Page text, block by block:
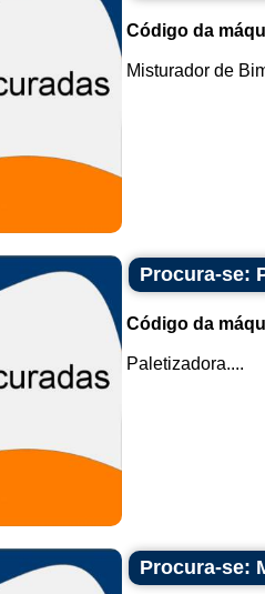
Código da
Misturador de
Procura-se:
Código da
Paletizadora....
Procura-se: